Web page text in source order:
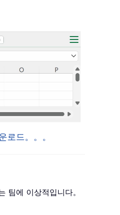
로드。。。
에 이상적입니다。